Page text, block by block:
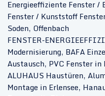
Energieeffiziente Fenster /
Fenster / Kunststoff
Soden, Offenbach
FENSTER-
Modernisierung, BAFA
Austausch, PVC Fenster in
ALUHAUS Haustüren,
Montage in Erlensee,